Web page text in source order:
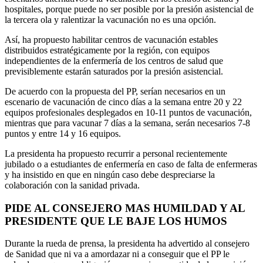
hospitales, porque puede no ser posible por la presión asistencial de
la tercera ola y ralentizar la vacunación no es una opción.
Así, ha propuesto habilitar centros de vacunación estables
distribuidos estratégicamente por la región, con equipos
independientes de la enfermería de los centros de salud que
previsiblemente estarán saturados por la presión asistencial.
De acuerdo con la propuesta del PP, serían necesarios en un
escenario de vacunación de cinco días a la semana entre 20 y 22
equipos profesionales desplegados en 10-11 puntos de vacunación,
mientras que para vacunar 7 días a la semana, serán necesarios 7-8
puntos y entre 14 y 16 equipos.
La presidenta ha propuesto recurrir a personal recientemente
jubilado o a estudiantes de enfermería en caso de falta de enfermeras
y ha insistido en que en ningún caso debe despreciarse la
colaboración con la sanidad privada.
PIDE AL CONSEJERO MAS HUMILDAD Y AL
PRESIDENTE QUE LE BAJE LOS HUMOS
Durante la rueda de prensa, la presidenta ha advertido al consejero
de Sanidad que ni va a amordazar ni a conseguir que el PP le